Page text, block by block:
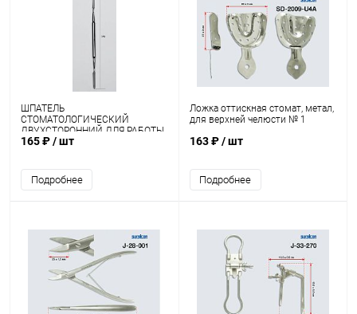
ШПАТЕЛЬ
СТОМАТОЛОГИЧЕСКИЙ
ДВУХСТОРОННИЙ ДЛЯ РАБОТЫ
С ЦЕМЕНТАМИ ШСц-"ММИЗ"
165 ₽/ шт
Подробнее
Ложка оттискная стомат, метал,
для верхней челюсти № 1
163 ₽/ шт
Подробнее